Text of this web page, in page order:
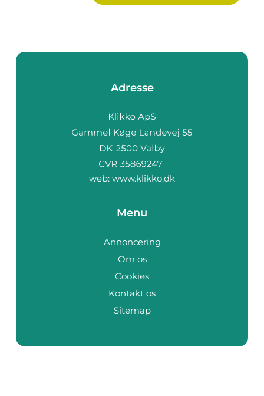
Adresse
web: www.klikko.dk
Menu
Annoncering
Om os
Cookies
Kontakt os
Sitemap